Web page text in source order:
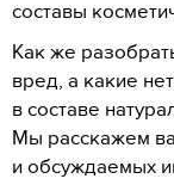
составы
Как же
вред, а какие
в составе
Мы расскажем
и обсуждаемых